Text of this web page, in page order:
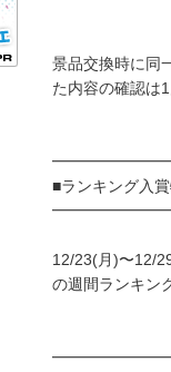
景品交換時に同
た内容の確認は
■ランキング入
12/23(月)〜12/
の週間ランキン